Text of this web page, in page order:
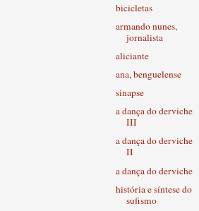
bicicletas
armando nunes,
jornalista
aliciante
ana, benguelense
sinapse
a dança do derviche
III
a dança do derviche
II
a dança do derviche
história e síntese do
sufismo